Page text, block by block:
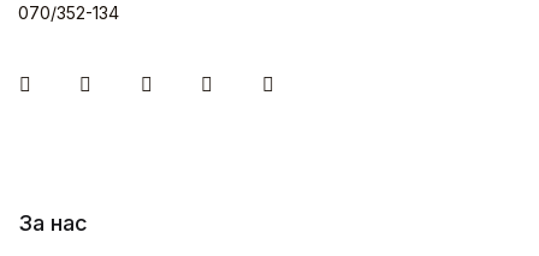
070/352-134
FacebookInstagramYoutube Twitter
За нас